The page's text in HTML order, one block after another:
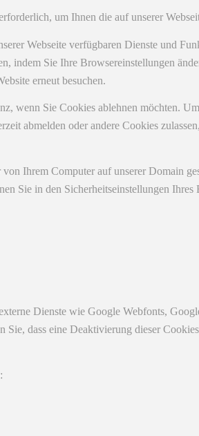
um Ihnen die auf unserer
Webseite verfügbaren Dienste und
indem Sie Ihre Browsereinstellungen
erneut besuchen.
wenn Sie Cookies ablehnen möchten.
abmelden oder andere Cookies
Ihrem Computer auf unserer Domain
Sie in den Sicherheitseinstellungen Ihres
Dienste wie Google Webfonts,
Sie, dass eine Deaktivierung dieser